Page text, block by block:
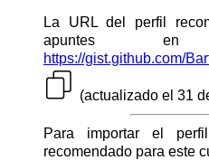
La URL del perfil
apuntes en
https://gist.github.com/
(actualizado el 31
Para importar el
recomendado para este